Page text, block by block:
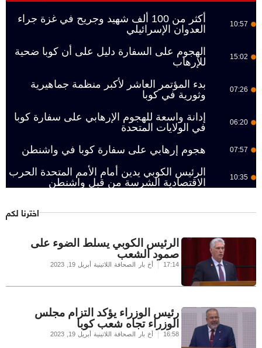
10:57
أكثر من 100 ألف شهيد وجريح في غزة جراء
العدوان الإسرائيلي
15:02
الهجوم على السفارة دليل على أن كوبا ضحية
للإرهاب
07:26
بدء المؤتمر العاشر لأكبر منظمة جماهيرية
وثورية في كوبا
06:20
إدانة واسعة للهجوم الإرهابي على سفارة كوبا
في الولايات المتحدة
07:57 هجوم إرهابي على سفارة كوبا في واشنطن
10:35
الرئيس الكوبي يدين أمام الأمم المتحدة الحرب
الاقتصادية الشرسة من قبل واشنطن
اخترنا لكم
الرئيس الكوبي يسلط الضوء على
صمود الشعب
17:14 أخ بار الصحافة اللاتينية أبريل 19, 2023
رئيس الوزراء يؤكد التزام مجلس
الوزراء تجاه شعب كوبا
16:58 أخ بار الصحافة اللاتينية أبريل 19, 2023